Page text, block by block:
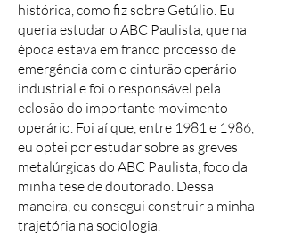
histórica, como fiz sobre Getúlio. Eu
queria estudar o ABC Paulista, que na
época estava em franco processo de
emergência com o cinturão operário
industrial e foi o responsável pela
eclosão do importante movimento
operário. Foi aí que, entre 1981 e 1986,
eu optei por estudar sobre as greves
metalúrgicas do ABC Paulista, foco da
minha tese de doutorado. Dessa
maneira, eu consegui construir a minha
trajetória na sociologia.